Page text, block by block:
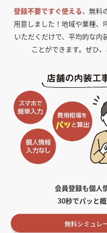
登録不要ですぐ使える、無料
用意しました！ 地域や業種、
いただくだけで、平均的な内
ことができます。ぜひ
会員登録も個人
30秒でパッと
無料シミュレ